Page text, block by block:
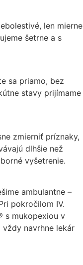
len mierne
šetrne a s
sa priamo, bez
stavy prijímame
zmierniť príznaky,
dlhšie než
vyšetrenie.
ambulantne –
pokročilom IV.
s mukopexiou v
navrhne lekár